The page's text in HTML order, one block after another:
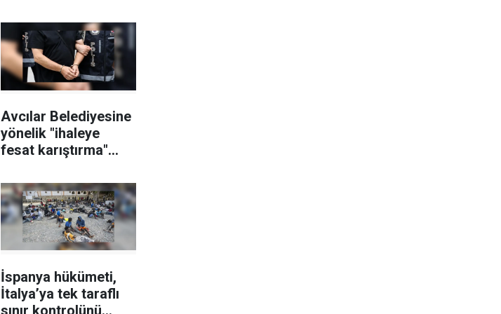
Avcılar Belediyesine
yönelik "ihaleye
fesat karıştırma"
şüpheli tutuklandı
İspanya hükümeti,
İtalya’ya tek taraflı
sınır kontrolünü